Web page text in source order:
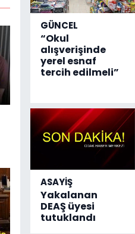
GÜNCEL
“Okul
alışverişinde
yerel esnaf
tercih edilmeli”
ASAYİŞ
Yakalanan
DEAŞ üyesi
tutuklandı